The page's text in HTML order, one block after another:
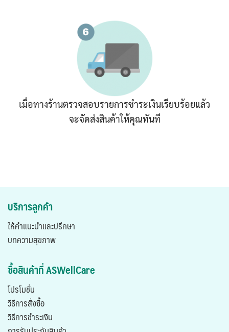
เมื่อทางร้านตรวจสอบรายการชำระเงินเรียบร้อยแล้ว
จะจัดส่งสินค้าให้คุณทันที
บริการลูกค้า
ให้คำแนะนำและปรึกษา
บทความสุขภาพ
ซื้อสินค้าที่ ASWellCare
โปรโมชั่น
วีธีการสั่งซื้อ
วิธีการชำระเงิน